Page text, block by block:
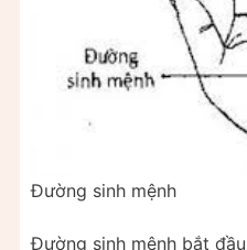
Đường sinh mệnh
Đường sinh mệnh bắt